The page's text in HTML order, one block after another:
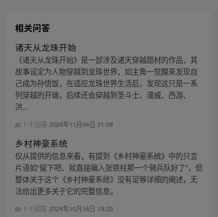
相关问答
诸天从龙珠开始
《诸天从龙珠开始》是一部涉及诸天穿越题材的作品，其
故事设定为人物穿越到龙珠世界，如主角一觉醒来发现自
己成为孙悟饭，在适应龙珠世界生活后，发现这只是一系
列穿越的开端，后续还会穿越到圣斗士、漫威、西游、
洪...
1 个回答 2024年11月04日 21:08
乡村神豪系统
仅从提供的信息来看，有提到《乡村神豪系统》中的只言
片语如“留下吧、就直接编入张铁柱那一个骑兵队好了”，但
整体关于这个《乡村神豪系统》没有足够详细的阐述，无
法给出更多关于它的完整信息。
1 个回答 2024年10月18日 19:23